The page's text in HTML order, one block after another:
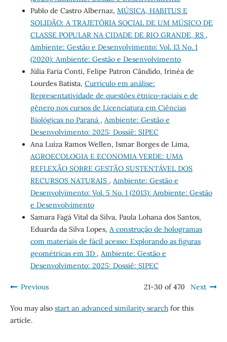
Pablo de Castro Albernaz, MÚSICA, HABITUS E
SOLIDÃO: A TRAJETÓRIA SOCIAL DE UM MÚSICO DE
CLASSE POPULAR NA CIDADE DE RIO GRANDE, RS ,
Ambiente: Gestão e Desenvolvimento: Vol. 13 No. 1
(2020): Ambiente: Gestão e Desenvolvimento
Júlia Faria Conti, Felipe Patron Cândido, Irinéa de
Lourdes Batista, Currículo em análise:
Representatividade de questões étnico-raciais e de
gênero nos cursos de Licenciatura em Ciências
Biológicas no Paraná , Ambiente: Gestão e
Desenvolvimento: 2025: Dossiê: SIPEC
Ana Luíza Ramos Wellen, Ismar Borges de Lima,
AGROECOLOGIA E ECONOMIA VERDE: UMA
REFLEXÃO SOBRE GESTÃO SUSTENTÁVEL DOS
RECURSOS NATURAIS , Ambiente: Gestão e
Desenvolvimento: Vol. 5 No. 1 (2013): Ambiente: Gestão
e Desenvolvimento
Samara Fagá Vital da Silva, Paula Lohana dos Santos,
Eduarda da Silva Lopes, A construção de hologramas
com materiais de fácil acesso: Explorando as figuras
geométricas em 3D , Ambiente: Gestão e
Desenvolvimento: 2025: Dossiê: SIPEC
Previous 21-30 of 470 Next
You may also start an advanced similarity searchfor this
article.